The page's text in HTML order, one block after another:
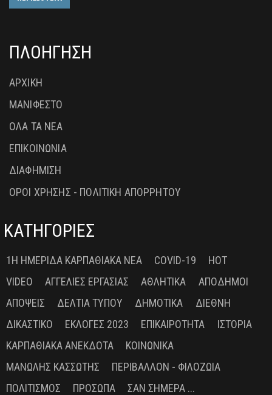
ΠΛΟΗΓΗΣΗ
ΑΡΧΙΚΗ
ΜΑΝΙΦΕΣΤΟ
ΟΛΑ ΤΑ ΝΕΑ
ΕΠΙΚΟΙΝΩΝΙΑ
ΔΙΑΦΗΜΙΣΗ
ΟΡΟΙ ΧΡΗΣΗΣ - ΠΟΛΙΤΙΚΗ ΑΠΟΡΡΗΤΟΥ
ΚΑΤΗΓΟΡΙΕΣ
1Η ΗΜΕΡΊΔΑ ΚΑΡΠΑΘΙΑΚΆ ΝΈΑ COVID-19
HOT
VIDEO
ΑΓΓΕΛΊΕΣ ΕΡΓΑΣΊΑΣ ΑΘΛΗΤΙΚΆ
ΑΠΌΔΗΜΟΙ
ΑΠΌΨΕΙΣ
ΔΕΛΤΊΑ ΤΎΠΟΥ ΔΗΜΟΤΙΚΆ
ΔΙΕΘΝΉ
ΔΙΚΑΣΤΙΚΌ
ΕΚΛΟΓΈΣ 2023 ΕΠΙΚΑΙΡΌΤΗΤΑ
ΙΣΤΟΡΊΑ
ΚΑΡΠΑΘΙΑΚΆ ΑΝΈΚΔΟΤΑ
ΚΟΙΝΩΝΙΚΆ
ΜΑΝΏΛΗΣ ΚΑΣΣΏΤΗΣ
ΠΕΡΙΒΆΛΛΟΝ - ΦΙΛΟΖΩΊΑ
ΠΟΛΙΤΙΣΜΌΣ
ΠΡΌΣΩΠΑ ΣΑΝ ΣΉΜΕΡΑ ...